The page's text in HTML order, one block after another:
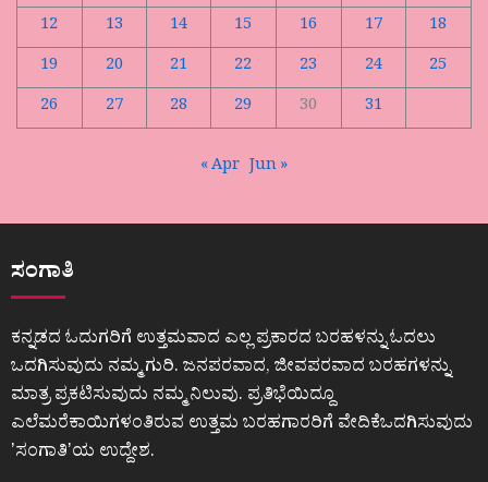
12
13 14 15 16 17
18
19
20 21 22 23 24
25
26
27 28 29 30 31
« Apr Jun »
ಸಂಗಾತಿ
ಕನ್ನಡದ ಓದುಗರಿಗೆ ಉತ್ತಮವಾದ ಎಲ್ಲ ಪ್ರಕಾರದ ಬರಹಳನ್ನು ಓದಲು
ಒದಗಿಸುವುದು ನಮ್ಮ ಗುರಿ. ಜನಪರವಾದ, ಜೀವಪರವಾದ ಬರಹಗಳನ್ನು
ಮಾತ್ರ ಪ್ರಕಟಿಸುವುದು ನಮ್ಮ ನಿಲುವು. ಪ್ರತಿಭೆಯಿದ್ದೂ
ಎಲೆಮರೆಕಾಯಿಗಳಂತಿರುವ ಉತ್ತಮ ಬರಹಗಾರರಿಗೆ ವೇದಿಕೆಒದಗಿಸುವುದು
ʼಸಂಗಾತಿʼಯ ಉದ್ದೇಶ.